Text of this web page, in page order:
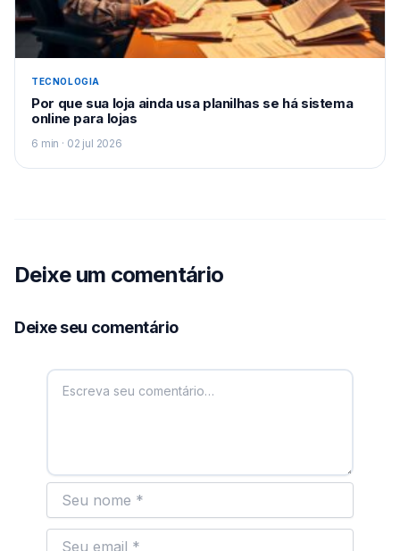
TECNOLOGIA
Por que sua loja ainda usa planilhas se há sistema
online para lojas
6 min · 02 jul 2026
Deixe um comentário
Deixe seu comentário